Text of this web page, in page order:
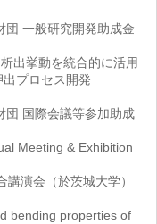
一般研究開発助成金
動を統合的に活用
プロセス開発
国際会議等参加助成
& Exhibition
演会（於茨城大学）
properties of